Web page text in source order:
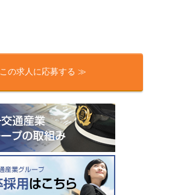
この求人に応募する ≫